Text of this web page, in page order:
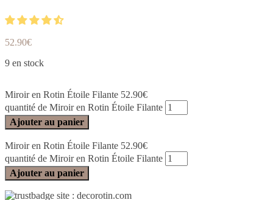
52.90€
9 en stock
Miroir en Rotin Étoile Filante 52.90€
quantité de Miroir en Rotin Étoile Filante
Ajouter au panier
Miroir en Rotin Étoile Filante 52.90€
quantité de Miroir en Rotin Étoile Filante
Ajouter au panier